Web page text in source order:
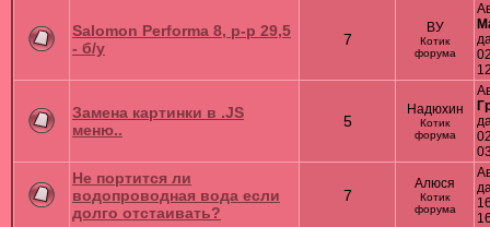
Salomon Performa 8, р-р 29,5
- б/у
7
ВУ
Котик
форума
Замена картинки в .JS
меню..
5
Надюхин
Котик
форума
Не портится ли
водопроводная вода если
долго отстаивать?
7
Алюся
Котик
форума